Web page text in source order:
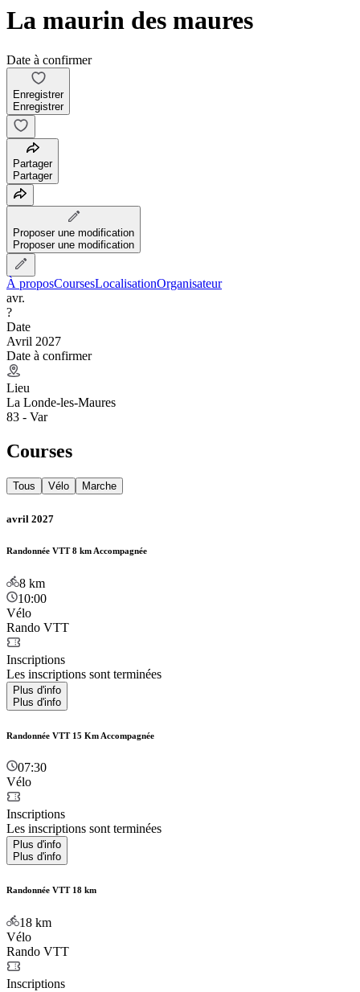
La maurin des maures
Date à confirmer
Enregistrer
Enregistrer
Partager
Partager
Proposer une modification
Proposer une modification
À proposCoursesLocalisationOrganisateur
avr.
?
Date
Avril 2027
Date à confirmer
Lieu
La Londe-les-Maures
83 - Var
Courses
Tous Vélo Marche
avril 2027
Randonnée VTT 8 km Accompagnée
8 km
10:00
Vélo
Rando VTT
Inscriptions
Les inscriptions sont terminées
Plus d'info
Plus d'info
Randonnée VTT 15 Km Accompagnée
07:30
Vélo
Inscriptions
Les inscriptions sont terminées
Plus d'info
Plus d'info
Randonnée VTT 18 km
18 km
Vélo
Rando VTT
Inscriptions